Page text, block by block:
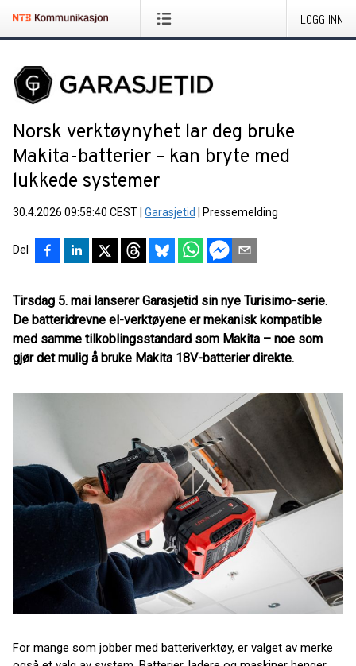
LOGG INN
Norsk verktøynyhet lar deg bruke
Makita-batterier – kan bryte med
lukkede systemer
30.4.2026 09:58:40 CEST Garasjetid Pressemelding
Del
Tirsdag 5. mai lanserer Garasjetid sin nye Turisimo-serie.
De batteridrevne el-verktøyene er mekanisk kompatible
med samme tilkoblingsstandard som Makita – noe som
gjør det mulig å bruke Makita 18V-batterier direkte.
For mange som jobber med batteriverktøy, er valget av merke